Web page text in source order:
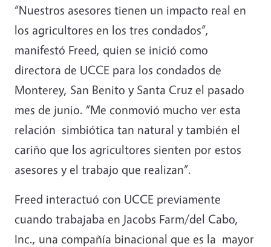
“Nuestros asesores tienen un impacto real en
los agricultores en los tres condados”,
manifestó Freed, quien se inició como
directora de UCCE para los condados de
Monterey, San Benito y Santa Cruz el pasado
mes de junio. “Me conmovió mucho ver esta
relación simbiótica tan natural y también el
cariño que los agricultores sienten por estos
asesores y el trabajo que realizan”.
Freed interactuó con UCCE previamente
cuando trabajaba en Jacobs Farm/del Cabo,
Inc., una compañía binacional que es la mayor